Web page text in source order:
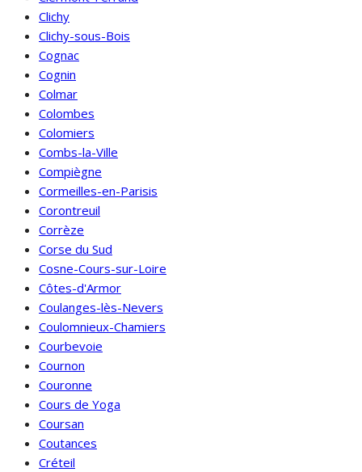
Clichy
Clichy-sous-Bois
Cognac
Cognin
Colmar
Colombes
Colomiers
Combs-la-Ville
Compiègne
Cormeilles-en-Parisis
Corontreuil
Corrèze
Corse du Sud
Cosne-Cours-sur-Loire
Côtes-d'Armor
Coulanges-lès-Nevers
Coulomnieux-Chamiers
Courbevoie
Cournon
Couronne
Cours de Yoga
Coursan
Coutances
Créteil